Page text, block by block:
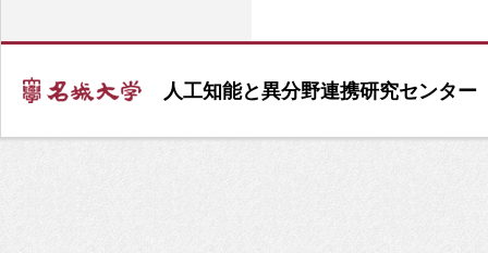
人工知能と異分野連携研究センター